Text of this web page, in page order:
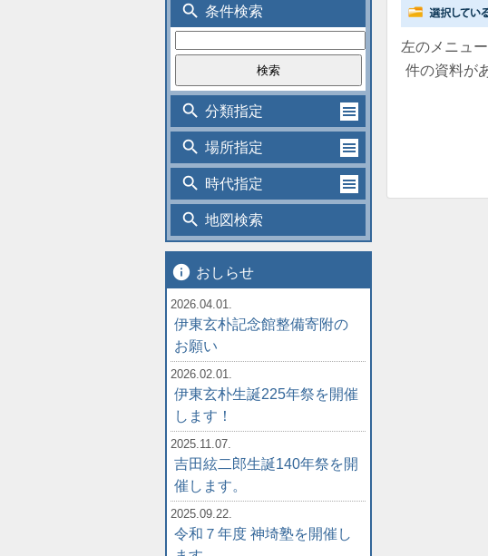
左のメニュ
件の資料が
search 条件検索
search 分類指定
search 場所指定
search 時代指定
search 地図検索
info おしらせ
2026.04.01.
伊東玄朴記念館整備寄附の
お願い
2026.02.01.
伊東玄朴生誕225年祭を開催
します！
2025.11.07.
吉田絃二郎生誕140年祭を開
催します。
2025.09.22.
令和７年度 神埼塾を開催し